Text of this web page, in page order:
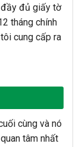
đầy đủ giấy tờ
tháng chính
cung cấp ra
cùng và nó
tâm nhất